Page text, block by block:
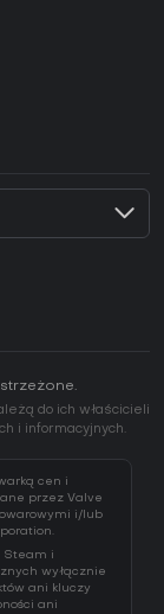
do ich właścicieli
i informacyjnych.
cen i
przez Valve
i/lub
Steam i
wyłącznie
ani kluczy
ani